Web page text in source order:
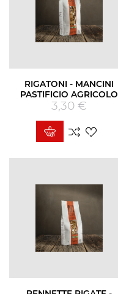
RIGATONI - MANCINI
PASTIFICIO AGRICOLO
Prezzo
3,30 €